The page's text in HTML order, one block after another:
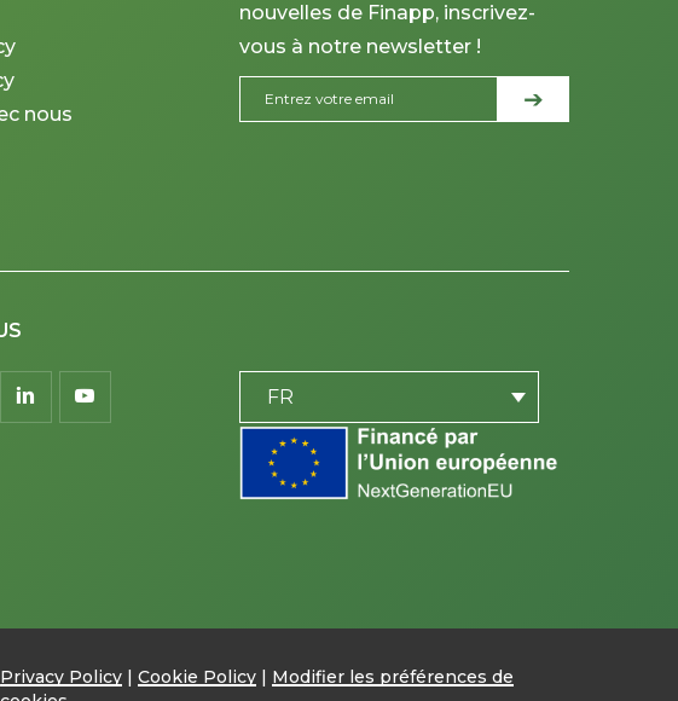
nous
nouvelles de Finapp, inscrivez-
vous à notre newsletter !
linkedinyoutube FR
Privacy Policy| Cookie Policy| Modifier les préférences de